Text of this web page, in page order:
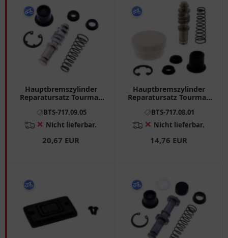
Hauptbremszylinder
Reparatursatz Tourmax
VN, Vulcan, W
BTS-717.09.05
❌ Nicht lieferbar.
20,67 EUR
Hauptbremszylinder
Reparatursatz Tourmax
YFM, DT, YP
BTS-717.08.01
❌ Nicht lieferbar.
14,76 EUR